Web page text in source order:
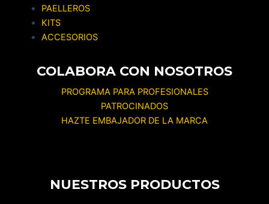
PAELLEROS
KITS
ACCESORIOS
COLABORA CON NOSOTROS
PROGRAMA PARA PROFESIONALES
PATROCINADOS
HAZTE EMBAJADOR DE LA MARCA
NUESTROS PRODUCTOS